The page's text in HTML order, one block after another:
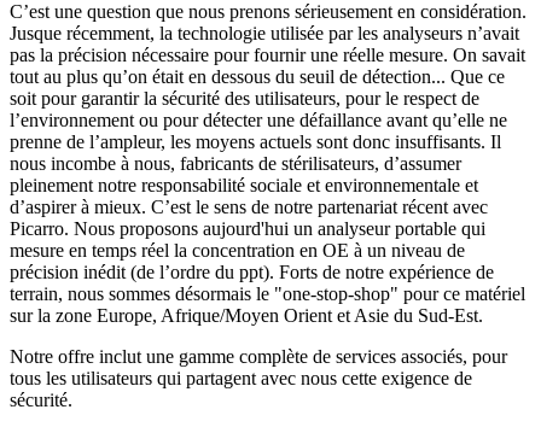
C’est une question que nous prenons sérieusement en considération.
Jusque récemment, la technologie utilisée par les analyseurs n’avait
pas la précision nécessaire pour fournir une réelle mesure. On savait
tout au plus qu’on était en dessous du seuil de détection... Que ce
soit pour garantir la sécurité des utilisateurs, pour le respect de
l’environnement ou pour détecter une défaillance avant qu’elle ne
prenne de l’ampleur, les moyens actuels sont donc insuffisants. Il
nous incombe à nous, fabricants de stérilisateurs, d’assumer
pleinement notre responsabilité sociale et environnementale et
d’aspirer à mieux. C’est le sens de notre partenariat récent avec
Picarro. Nous proposons aujourd'hui un analyseur portable qui
mesure en temps réel la concentration en OE à un niveau de
précision inédit (de l’ordre du ppt). Forts de notre expérience de
terrain, nous sommes désormais le "one-stop-shop" pour ce matériel
sur la zone Europe, Afrique/Moyen Orient et Asie du Sud-Est.
Notre offre inclut une gamme complète de services associés, pour
tous les utilisateurs qui partagent avec nous cette exigence de
sécurité.